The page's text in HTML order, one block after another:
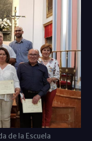
de la Escuela